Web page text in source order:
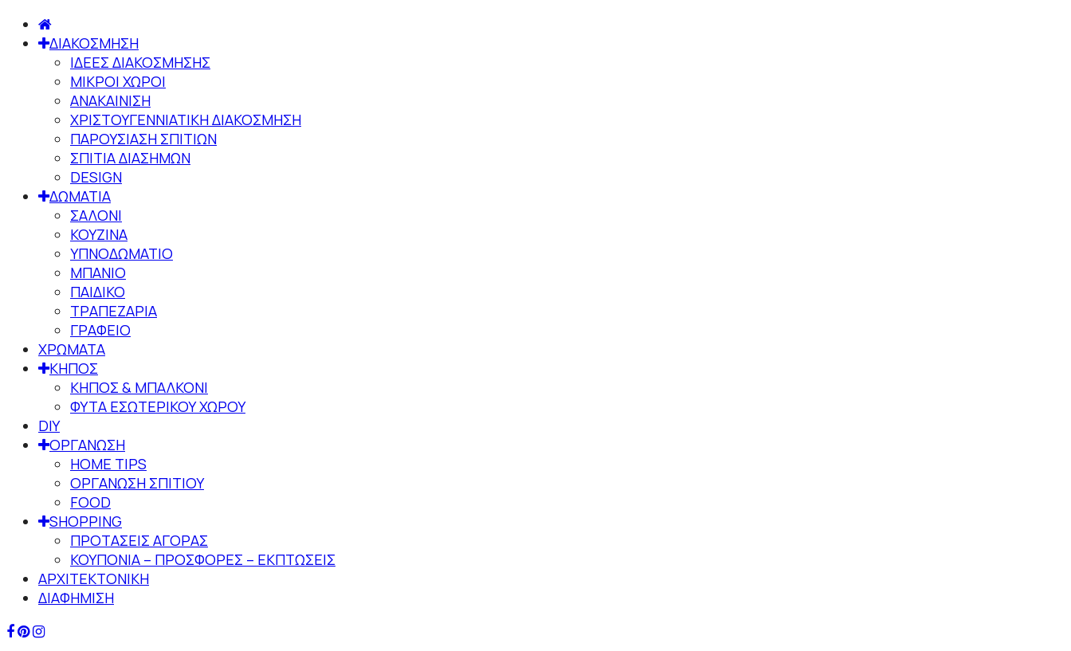
ΔΙΑΚΟΣΜΗΣΗ
ΙΔΕΕΣ ΔΙΑΚΟΣΜΗΣΗΣ
ΜΙΚΡΟΙ ΧΩΡΟΙ
ΑΝΑΚΑΙΝΙΣΗ
ΧΡΙΣΤΟΥΓΕΝΝΙΑΤΙΚΗ ΔΙΑΚΟΣΜΗΣΗ
ΠΑΡΟΥΣΙΑΣΗ ΣΠΙΤΙΩΝ
ΣΠΙΤΙΑ ΔΙΑΣΗΜΩΝ
DESIGN
ΔΩΜΑΤΙΑ
ΣΑΛΟΝΙ
ΚΟΥΖΙΝΑ
ΥΠΝΟΔΩΜΑΤΙΟ
ΜΠΑΝΙΟ
ΠΑΙΔΙΚΟ
ΤΡΑΠΕΖΑΡΙΑ
ΓΡΑΦΕΙΟ
ΧΡΩΜΑΤΑ
ΚΗΠΟΣ
ΚΗΠΟΣ & ΜΠΑΛΚΟΝΙ
ΦΥΤΑ ΕΣΩΤΕΡΙΚΟΥ ΧΩΡΟΥ
DIY
ΟΡΓΑΝΩΣΗ
HOME TIPS
ΟΡΓΑΝΩΣΗ ΣΠΙΤΙΟΥ
FOOD
SHOPPING
ΠΡΟΤΑΣΕΙΣ ΑΓΟΡΑΣ
ΚΟΥΠΟΝΙΑ – ΠΡΟΣΦΟΡΕΣ – ΕΚΠΤΩΣΕΙΣ
ΑΡΧΙΤΕΚΤΟΝΙΚΗ
ΔΙΑΦΗΜΙΣΗ